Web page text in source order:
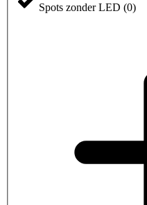
Spots zonder LED (0)